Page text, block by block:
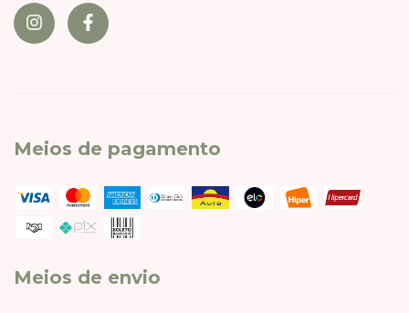
Meios de pagamento
Meios de envio